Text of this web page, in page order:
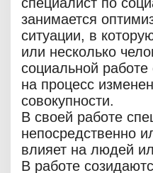
занимается
ситуации, в
или несколько
социальной
на процесс
совокупности.
В своей работе
непосредственно
влияет на людей
В работе